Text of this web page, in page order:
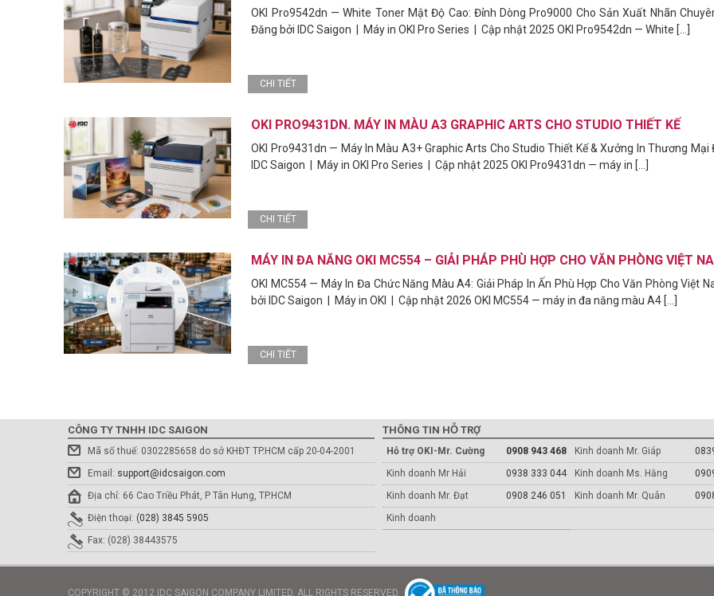
MÁY CHỦ DELL POWEREDGE R260 1U RACK
XEON 6 6325P 16GB DDR5 ECC 2TB SATA IDRAC9
BASIC NO OS
MÁY CHỦ DELL POWEREDGE T160 TOWER XEON
6 6325P 16GB DDR5 ECC 2TB SATA IDRAC9 BASIC
CHI TIẾT
OKI Pro9542dn — White Toner Mật Độ Cao: Đỉnh Dòng Pro9000 Cho Sản Xuất Nhãn
Đăng bởi IDC Saigon | Máy in OKI Pro Series | Cập nhật 2025 OKI Pro9542dn — White [...]
CHI TIẾT
OKI PRO9431DN. MÁY IN MÀU A3 GRAPHIC ARTS CHO STUDIO THIẾT KẾ
OKI Pro9431dn — Máy In Màu A3+ Graphic Arts Cho Studio Thiết Kế & Xưởng In Thương Mại
IDC Saigon | Máy in OKI Pro Series | Cập nhật 2025 OKI Pro9431dn — máy in [...]
CHI TIẾT
MÁY IN ĐA NĂNG OKI MC554 – GIẢI PHÁP PHÙ HỢP CHO VĂN PHÒNG VIỆT
OKI MC554 — Máy In Đa Chức Năng Màu A4: Giải Pháp In Ấn Phù Hợp Cho Văn Phòng Việt
bởi IDC Saigon | Máy in OKI | Cập nhật 2026 OKI MC554 — máy in đa năng màu A4 [...]
CÔNG TY TNHH IDC SAIGON
Mã số thuế: 0302285658 do sở KHĐT TP.HCM cấp 20-04-2001
Email: support@idcsaigon.com
Địa chỉ: 66 Cao Triều Phát, P Tân Hưng, TP.HCM
Điện thoại: (028) 3845 5905
Fax: (028) 38443575
THÔNG TIN HỖ TRỢ
Hỗ trợ OKI-Mr. Cường 0908 943 468 Kinh doanh Mr. Giáp
Kinh doanh Mr Hải
0938 333 044 Kinh doanh Ms. Hằng
Kinh doanh Mr. Đạt
0908 246 051 Kinh doanh Mr. Quân
Kinh doanh
COPYRIGHT © 2012 IDC SAIGON COMPANY LIMITED. ALL RIGHTS RESERVED.